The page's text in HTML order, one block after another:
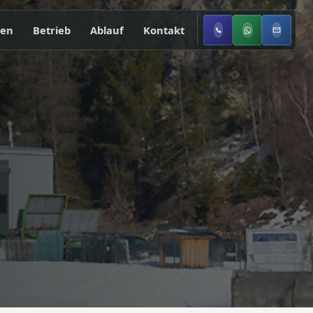
Betrieb Ablauf Kontakt